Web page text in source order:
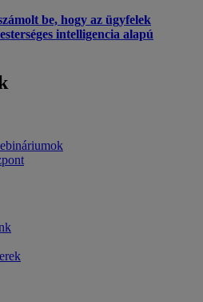
be, hogy az ügyfelek
intelligencia alapú